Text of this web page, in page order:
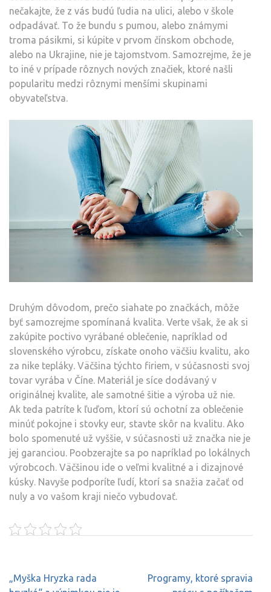
nečakajte, že z vás budú ľudia na ulici, alebo v škole
odpadávať. To že bundu s pumou, alebo známymi
troma pásikmi, si kúpite v prvom čínskom obchode,
alebo na Ukrajine, nie je tajomstvom. Samozrejme, že je
to iné v prípade rôznych nových značiek, ktoré našli
popularitu medzi rôznymi menšími skupinami
obyvateľstva.
Druhým dôvodom, prečo siahate po značkách, môže
byť samozrejme spomínaná kvalita. Verte však, že ak si
zakúpite poctivo vyrábané oblečenie, napríklad od
slovenského výrobcu, získate onoho väčšiu kvalitu, ako
za nike tepláky. Väčšina týchto firiem, v súčasnosti svoj
tovar vyrába v Číne. Materiál je síce dodávaný v
originálnej kvalite, ale samotné šitie a výroba už nie.
Ak teda patríte k ľuďom, ktorí sú ochotní za oblečenie
minúť pokojne i stovky eur, stavte skôr na kvalitu. Ako
bolo spomenuté už vyššie, v súčasnosti už značka nie je
jej garanciou. Poobzerajte sa po napríklad po lokálnych
výrobcoch. Väčšinou ide o veľmi kvalitné a i dizajnové
kúsky. Navyše podporíte ľudí, ktorí sa snažia začať od
nuly a vo vašom kraji niečo vybudovať.
Navigace
„Myška Hryzka rada
Programy, ktoré spravia